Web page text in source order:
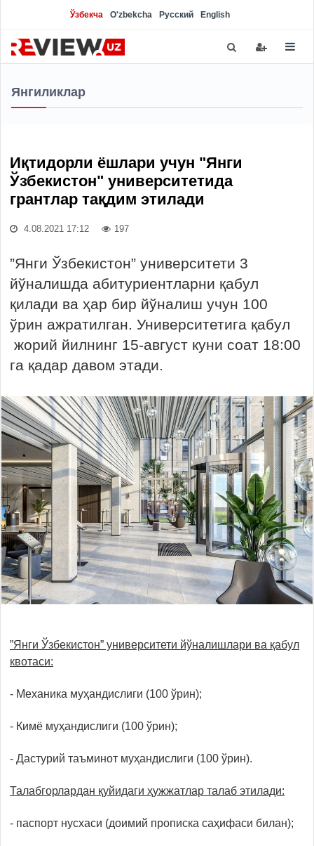
Ўзбекча O'zbekcha Русский English
Янгиликлар
Иқтидорли ёшлари учун "Янги
Ўзбекистон" университетида
грантлар тақдим этилади
4.08.2021 17:12 197
”Янги Ўзбекистон” университети 3
йўналишда абитуриентларни қабул
қилади ва ҳар бир йўналиш учун 100
ўрин ажратилган. Университетига қабул
жорий йилнинг 15-август куни соат 18:00
га қадар давом этади.
”Янги Ўзбекистон” университети йўналишлари ва қабул
квотаси:
- Механика муҳандислиги (100 ўрин);
- Кимё муҳандислиги (100 ўрин);
- Дастурий таъминот муҳандислиги (100 ўрин).
Талабгорлардан қуйидаги ҳужжатлар талаб этилади:
- паспорт нусхаси (доимий прописка саҳифаси билан);